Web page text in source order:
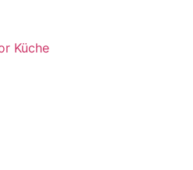
Küche